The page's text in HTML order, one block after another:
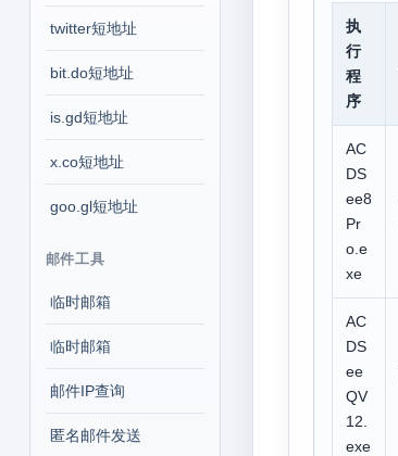
twitter短地址
bit.do短地址
is.gd短地址
x.co短地址
goo.gl短地址
邮件工具
临时邮箱
临时邮箱
邮件IP查询
匿名邮件发送
执
行
程
序
AC
DS
ee8
Pr
o.e
xe
AC
DS
ee
QV
12.
exe